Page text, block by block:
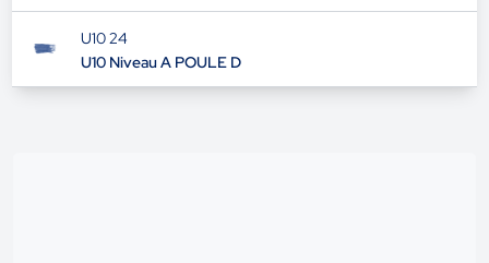
U10 24
U10 Niveau A POULE D